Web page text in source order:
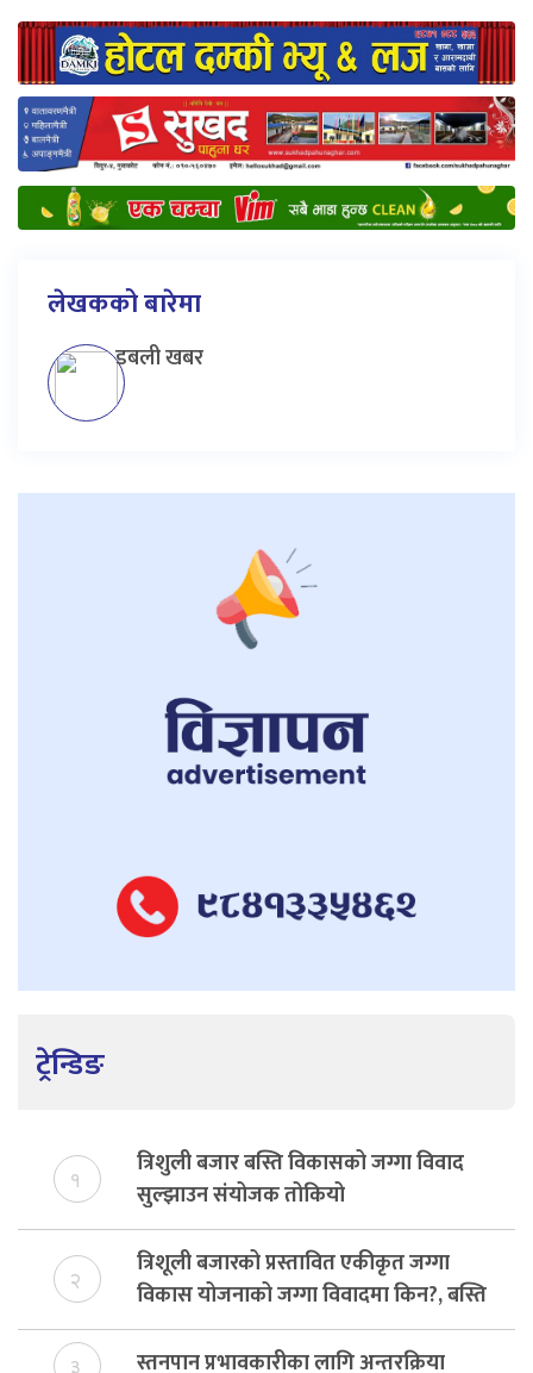
लेखकको बारेमा
डबली खबर
ट्रेन्डिङ
१
त्रिशुली बजार बस्ति विकासको जग्गा विवाद
सुल्झाउन संयोजक तोकियो
२
त्रिशूली बजारको प्रस्तावित एकीकृत जग्गा
विकास योजनाको जग्गा विवादमा किन?, बस्ति
विकास दर्ता नभए समिति विघटन हुने
३ स्तनपान प्रभावकारीका लागि अन्तरक्रिया